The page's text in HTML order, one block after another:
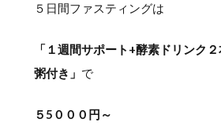
５日間ファスティングは
「１週間サポート+酵素ドリンク
粥付き」 で
５5０００円～